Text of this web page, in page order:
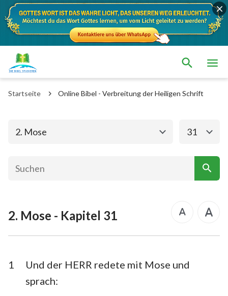
Startseite Online Bibel - Verbreitung der Heiligen Schrift
2. Mose
Das alte Testament Das neue Testament
1. Mose 2. Mose
5. Mose
1.Samuel
1. Chronik
Esra Nehemia
Esther Hiob
Psalm
31
2. Mose - Kapitel 31
1
Und der HERR redete mit Mose und
sprach: